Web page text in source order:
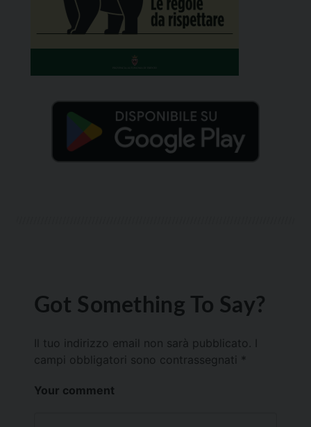
Got Something To Say?
Il tuo indirizzo email non sarà pubblicato.
campi obbligatori sono contrassegnati *
Your comment